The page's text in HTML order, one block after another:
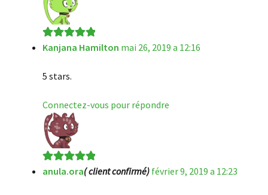
Note5sur 5
Kanjana Hamilton mai 26, 2019 a 12:16
5 stars.
Connectez-vous pour répondre
Note5 sur 5
anula.ora( client confirmé) février 9, 2019 a 12:23